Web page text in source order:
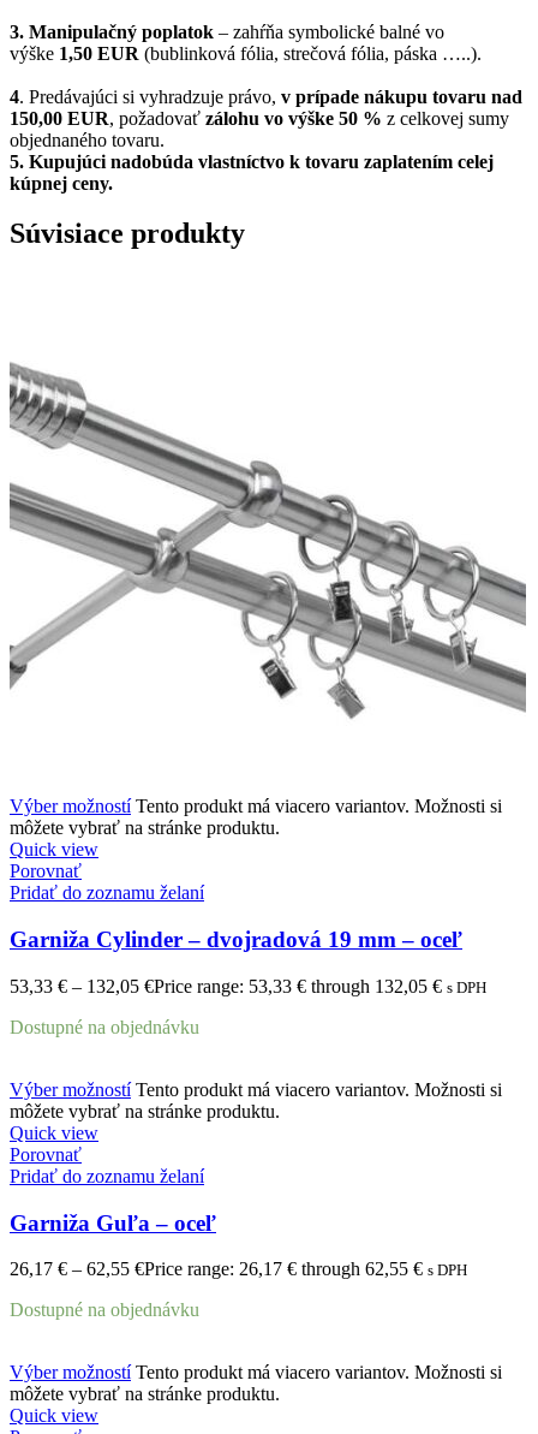
3. Manipulačný poplatok – zahŕňa symbolické balné vo
výške 1,50 EUR (bublinková fólia, strečová fólia, páska …..).
4. Predávajúci si vyhradzuje právo, v prípade nákupu tovaru nad
150,00 EUR, požadovať zálohu vo výške 50 % z celkovej sumy
objednaného tovaru.
5. Kupujúci nadobúda vlastníctvo k tovaru zaplatením celej
kúpnej ceny.
Súvisiace produkty
Výber možností Tento produkt má viacero variantov. Možnosti si
môžete vybrať na stránke produktu.
Quick view
Porovnať
Pridať do zoznamu želaní
Garniža Cylinder – dvojradová 19 mm – oceľ
53,33 € – 132,05 €Price range: 53,33 € through 132,05 € s DPH
Dostupné na objednávku
Výber možností Tento produkt má viacero variantov. Možnosti si
môžete vybrať na stránke produktu.
Quick view
Porovnať
Pridať do zoznamu želaní
Garniža Guľa – oceľ
26,17 € – 62,55 €Price range: 26,17 € through 62,55 € s DPH
Dostupné na objednávku
Výber možností Tento produkt má viacero variantov. Možnosti si
môžete vybrať na stránke produktu.
Quick view